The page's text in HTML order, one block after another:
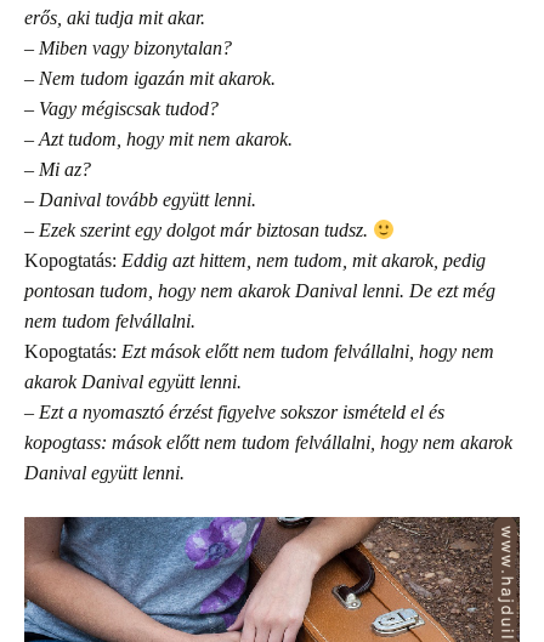
erős, aki tudja mit akar.
– Miben vagy bizonytalan?
– Nem tudom igazán mit akarok.
– Vagy mégiscsak tudod?
– Azt tudom, hogy mit nem akarok.
– Mi az?
– Danival tovább együtt lenni.
– Ezek szerint egy dolgot már biztosan tudsz.
Kopogtatás: Eddig azt hittem, nem tudom, mit akarok, pedig
pontosan tudom, hogy nem akarok Danival lenni. De ezt még
nem tudom felvállalni.
Kopogtatás: Ezt mások előtt nem tudom felvállalni, hogy nem
akarok Danival együtt lenni.
– Ezt a nyomasztó érzést figyelve sokszor ismételd el és
kopogtass: mások előtt nem tudom felvállalni, hogy nem akarok
Danival együtt lenni.